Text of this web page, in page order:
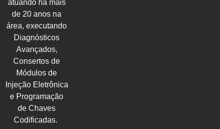
atuando há mais
de 20 anos na
área, executando
Diagnósticos
Avançados,
Consertos de
Módulos de
Injeção Eletrônica
e Programação
de Chaves
Codificadas.